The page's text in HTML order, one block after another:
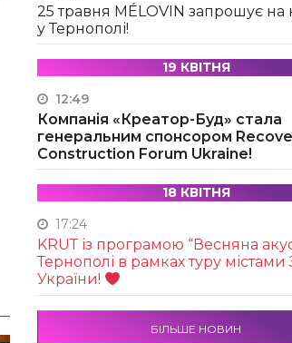
25 травня MÉLOVIN запрошує на
у Тернополі!
19 КВІТНЯ
12:49
Компанія «Креатор-Буд» стала
генеральним спонсором
Construction Forum Ukraine!
18 КВІТНЯ
17:24
KRUТ із програмою “Весняна
Тернополі в рамках туру містами
України!
БІЛЬШЕ НОВИН